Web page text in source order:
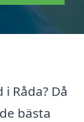
Råda? Då
bästa